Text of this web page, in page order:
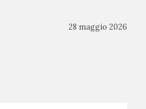
28 maggio 2026